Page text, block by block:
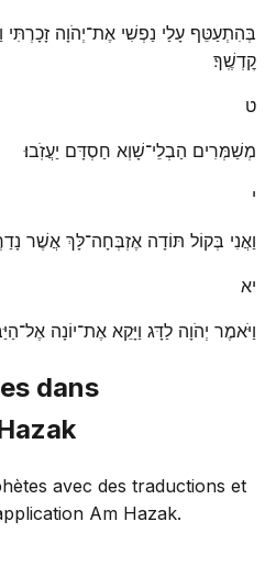
בְּהִתְעַטֵּף עָלַי נַפְשִׁי אֶת־יְהֹוָה זָכָרְתִּי
קׇדְשֶֽׁךָ׃
ט
מְשַׁמְּרִים הַבְלֵי־שָׁוְא חַסְדָּם יַעֲזֹֽבוּ׃
י
וַאֲנִי בְּקוֹל תּוֹדָה אֶזְבְּחָה־לָּךְ אֲשֶׁר
יא
וַיֹּאמֶר יְהֹוָה לַדָּג וַיָּקֵא אֶת־יוֹנָה
dans
avec des traductions et
Am Hazak.